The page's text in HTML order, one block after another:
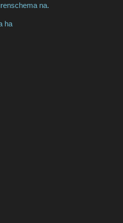
na.
ha